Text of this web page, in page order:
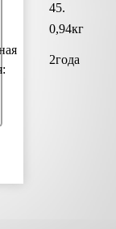
45.
0,94кг
2года